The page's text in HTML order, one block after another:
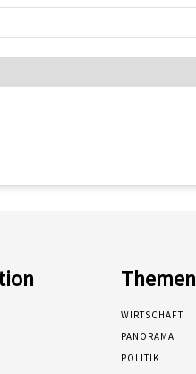
Themen
WIRTSCHAFT
PANORAMA
POLITIK